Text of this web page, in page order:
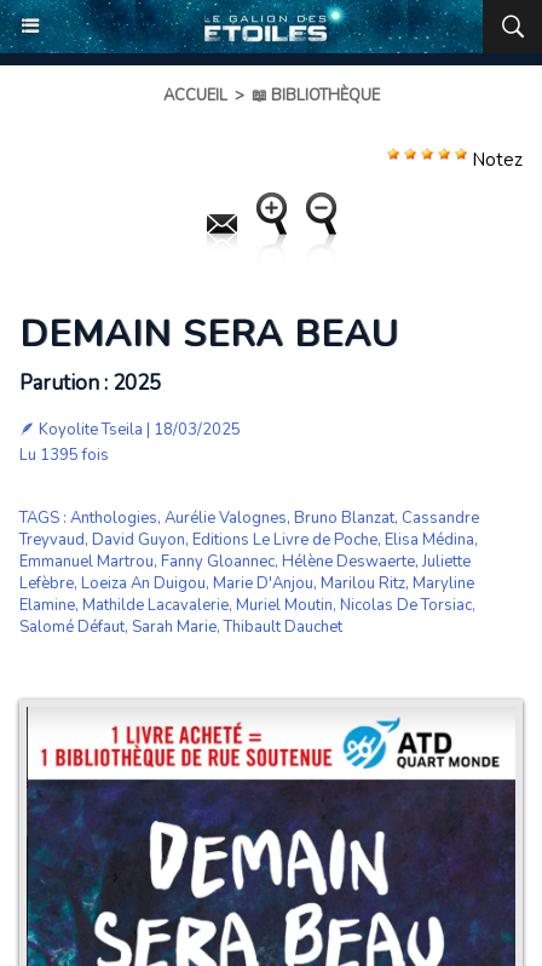
ACCUEIL > 📖 BIBLIOTHÈQUE
Notez
DEMAIN SERA BEAU
Parution : 2025
🪶 Koyolite Tseila | 18/03/2025
Lu 1395 fois
TAGS : Anthologies, Aurélie Valognes, Bruno Blanzat, Cassandre
Treyvaud, David Guyon, Editions Le Livre de Poche, Elisa Médina,
Emmanuel Martrou, Fanny Gloannec, Hélène Deswaerte,Juliette
Lefèbre, Loeiza An Duigou, Marie D'Anjou, Marilou Ritz, Maryline
Elamine, Mathilde Lacavalerie, Muriel Moutin, Nicolas De Torsiac,
Salomé Défaut, Sarah Marie,Thibault Dauchet